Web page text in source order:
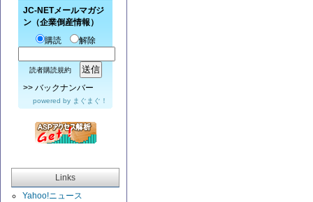
JC-NETメールマガジ
ン（企業倒産情報）
購読
解除
読者購読規約
>> バックナンバー
powered by まぐまぐ！
Links
Yahoo!ニュース